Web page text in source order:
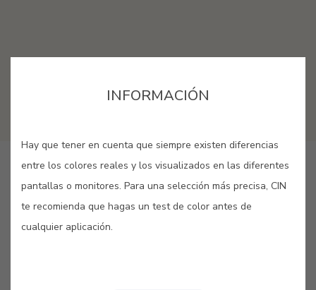
LANG_CINAPP_BUY_ONLINE
GUARDAR
INFORMACIÓN
Hay que tener en cuenta que siempre existen diferencias
entre los colores reales y los visualizados en las diferentes
pantallas o monitores. Para una selección más precisa, CIN
te recomienda que hagas un test de color antes de
cualquier aplicación.